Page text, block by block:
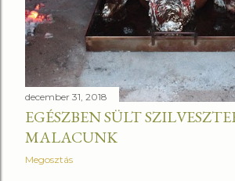
december 31, 2018
EGÉSZBEN SÜLT
MALACUNK
Megosztás